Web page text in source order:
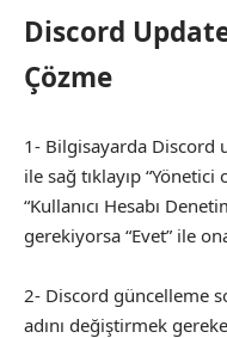
Discord
Çözme
1- Bilgisayarda Discord
ile sağ tıklayıp “Yönetici
“Kullanıcı Hesabı
gerekiyorsa “Evet” ile
2- Discord güncelleme
adını değiştirmek